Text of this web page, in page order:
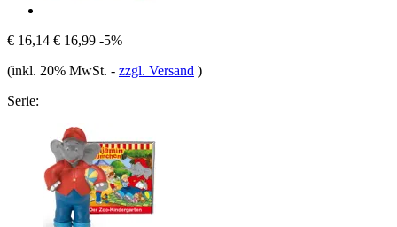
€ 16,14 € 16,99 -5%
(inkl. 20% MwSt. - zzgl. Versand )
Serie: